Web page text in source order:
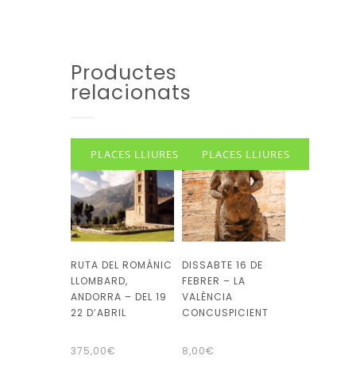
Productes
relacionats
PLACES LLIURES
RUTA DEL ROMÀNIC
LLOMBARD,
ANDORRA – DEL 19
22 D’ABRIL
375,00€
PLACES LLIURES
DISSABTE 16 DE
FEBRER – LA
VALÈNCIA
CONCUSPICIENT
8,00€